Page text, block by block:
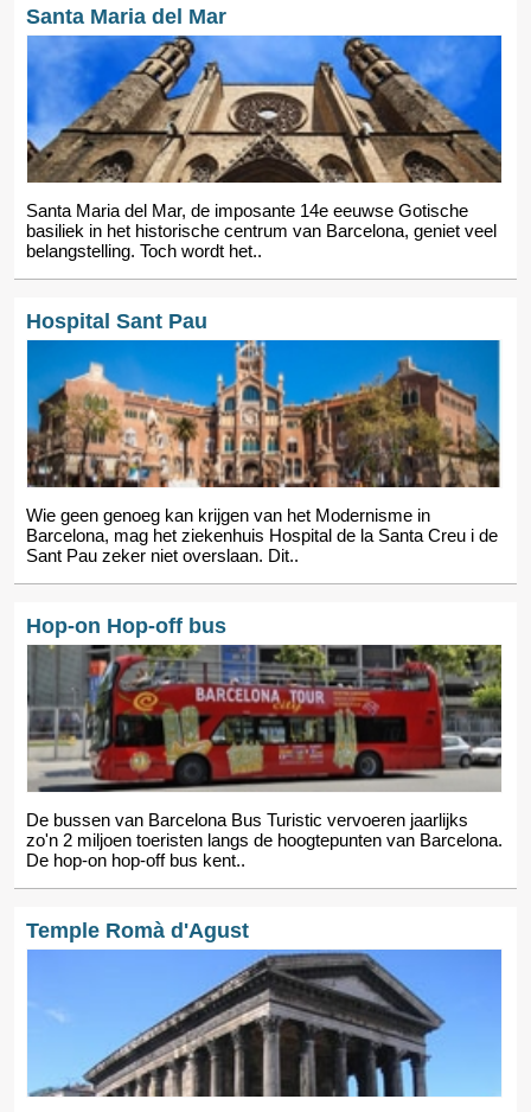
Santa Maria del Mar
Santa Maria del Mar, de imposante 14e eeuwse Gotische
basiliek in het historische centrum van Barcelona, geniet veel
belangstelling. Toch wordt het..
Hospital Sant Pau
Wie geen genoeg kan krijgen van het Modernisme in
Barcelona, mag het ziekenhuis Hospital de la Santa Creu i de
Sant Pau zeker niet overslaan. Dit..
Hop-on Hop-off bus
De bussen van Barcelona Bus Turistic vervoeren jaarlijks
zo'n 2 miljoen toeristen langs de hoogtepunten van Barcelona.
De hop-on hop-off bus kent..
Temple Romà d'Agust